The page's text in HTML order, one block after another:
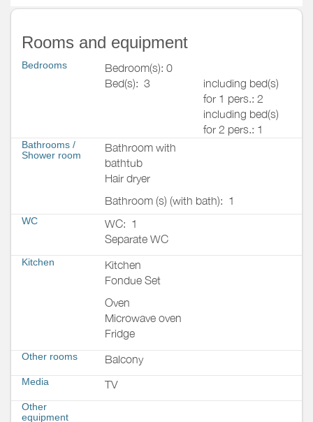
Rooms and equipment
Bedrooms
Bedroom(s): 0
Bed(s): 3
including bed(s)
for 1 pers.: 2
including bed(s)
for 2 pers.: 1
Bathrooms /
Shower room
Bathroom with
bathtub
Hair dryer
Bathroom (s) (with bath): 1
WC WC: 1
Separate WC
Kitchen
Kitchen
Fondue Set
Oven
Microwave oven
Fridge
Other rooms Balcony
Media TV
Other
equipment